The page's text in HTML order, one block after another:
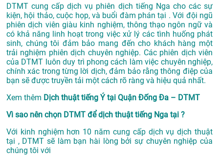
DTMT cung cấp dịch vụ phiên dịch tiếng Nga cho các sự
kiện, hội thảo, cuộc họp, và buổi đàm phán tại . Với đội ngũ
phiên dịch viên giàu kinh nghiệm, thông thạo ngôn ngữ và
có khả năng linh hoạt trong việc xử lý các tình huống phát
sinh, chúng tôi đảm bảo mang đến cho khách hàng một
trải nghiệm phiên dịch chuyên nghiệp. Các phiên dịch viên
của DTMT luôn duy trì phong cách làm việc chuyên nghiệp,
chính xác trong từng lời dịch, đảm bảo rằng thông điệp của
bạn sẽ được truyền tải một cách rõ ràng và hiệu quả nhất.
Xem thêm Dịch thuật tiếng Ý tại Quận Đống Đa – DTMT
Vì sao nên chọn DTMT để dịch thuật tiếng Nga tại ?
Với kinh nghiệm hơn 10 năm cung cấp dịch vụdịch thuật
tại , DTMT sẽ làm bạn hài lòng bởi sự chuyên nghiệp của
chúng tôi với